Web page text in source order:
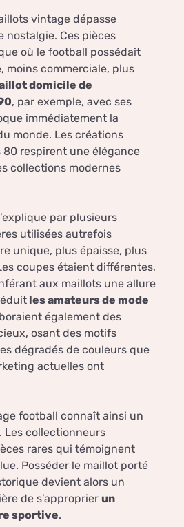
vintage dépasse
nostalgie. Ces pièces
où le football possédait
moins commerciale, plus
domicile de
, par exemple, avec ses
immédiatement la
monde. Les créations
80 respirent une élégance
collections modernes
par plusieurs
utilisées autrefois
unique, plus épaisse, plus
coupes étaient différentes,
aux maillots une allure
les amateurs de mode
également des
osant des motifs
dégradés de couleurs que
actuelles ont
football connaît ainsi un
Les collectionneurs
rares qui témoignent
Posséder le maillot porté
devient alors un
de s’approprier un
sportive.